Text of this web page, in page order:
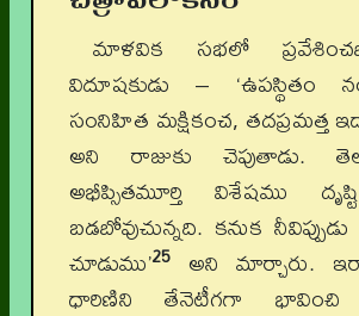
మాళవిక సభలో
విదూషకుడు –
సంనిహిత మక్షికంచ, తదప్రమత్త
అని రాజుకు చెపుతాడు.
అభీప్సితమూర్తి విశేషము
బడబోవుచున్నది. కనుక నీవిప్పుడు
చూడుము’25 అని మార్చారు.
ధారిణిని తేనెటీగగా భావించి